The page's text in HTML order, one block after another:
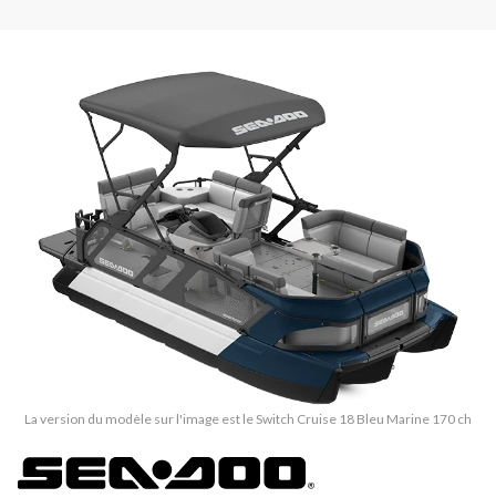
La version du modèle sur l'image est le Switch Cruise 18 Bleu Marine 170 ch